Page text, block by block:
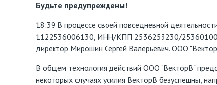
Будьте предупреждены!
18:39 В процессе своей повседневной
1122536006130, ИНН/КПП 2536253230/253601001
директор Мирошин Сергей Валерьевич. ООО
В общем технология действий ООО "ВекторВ"
некоторых случаях усилия ВекторВ безуспешны,